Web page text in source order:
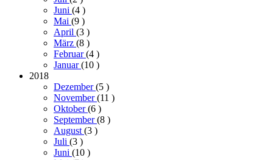
Juni (4 )
Mai (9 )
April (3 )
März (8 )
Februar(4 )
Januar(10 )
2018
Dezember(5 )
November(11 )
Oktober(6 )
September(8 )
August(3 )
Juli (3 )
Juni (10 )